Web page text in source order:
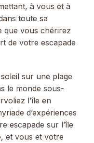
à vous et à
toute sa
que vous chérirez
de votre escapade
sur une plage
le monde sous-
l’île en
d’expériences
escapade sur l’île
et vous et votre